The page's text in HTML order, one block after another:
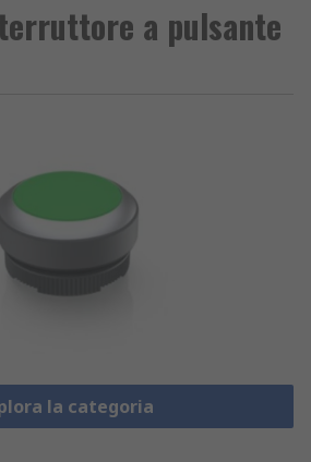
a pulsante
la categoria